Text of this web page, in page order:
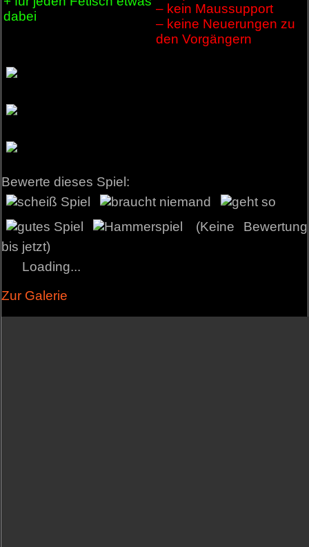
dabei
– kein Maussupport
– keine Neuerungen zu
den Vorgängern
Bewerte dieses Spiel:
(Keine Bewertung
bis jetzt)
Loading...
Zur Galerie